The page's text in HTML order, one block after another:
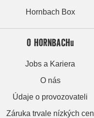
Hornbach Box
O HORNBACHu
Jobs a Kariera
O nás
Údaje o provozovateli
Záruka trvale nízkých cen